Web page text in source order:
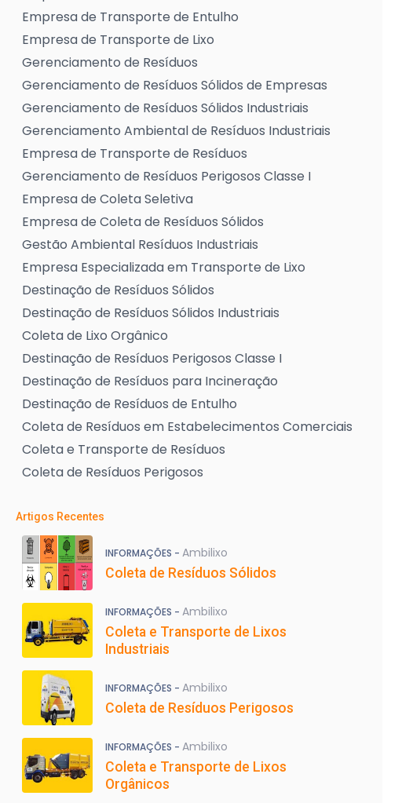
Empresa de Transporte de Entulho
Empresa de Transporte de Lixo
Gerenciamento de Resíduos
Gerenciamento de Resíduos Sólidos de Empresas
Gerenciamento de Resíduos Sólidos Industriais
Gerenciamento Ambiental de Resíduos Industriais
Empresa de Transporte de Resíduos
Gerenciamento de Resíduos Perigosos Classe I
Empresa de Coleta Seletiva
Empresa de Coleta de Resíduos Sólidos
Gestão Ambiental Resíduos Industriais
Empresa Especializada em Transporte de Lixo
Destinação de Resíduos Sólidos
Destinação de Resíduos Sólidos Industriais
Coleta de Lixo Orgânico
Destinação de Resíduos Perigosos Classe I
Destinação de Resíduos para Incineração
Destinação de Resíduos de Entulho
Coleta de Resíduos em Estabelecimentos Comerciais
Coleta e Transporte de Resíduos
Coleta de Resíduos Perigosos
Artigos Recentes
INFORMAÇÕES - Ambilixo
Coleta de Resíduos Sólidos
INFORMAÇÕES - Ambilixo
Coleta e Transporte de Lixos
Industriais
INFORMAÇÕES - Ambilixo
Coleta de Resíduos Perigosos
INFORMAÇÕES - Ambilixo
Coleta e Transporte de Lixos
Orgânicos